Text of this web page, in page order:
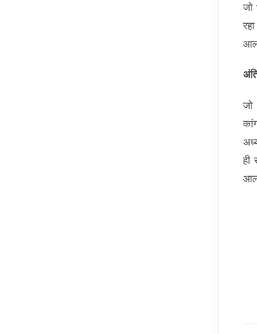
जो
जो
ही